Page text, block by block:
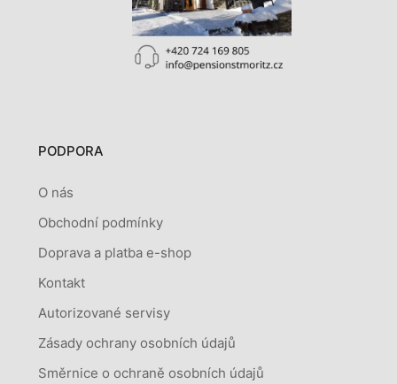
PODPORA
O nás
Obchodní podmínky
Doprava a platba e-shop
Kontakt
Autorizované servisy
Zásady ochrany osobních údajů
Směrnice o ochraně osobních údajů